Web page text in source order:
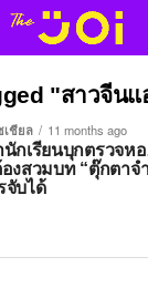
"สาวจีนแ
เชียล 11 months ago
นักเรียนบุกตรวจ
องสวมบท “ตุ๊กตาจ
จับได้